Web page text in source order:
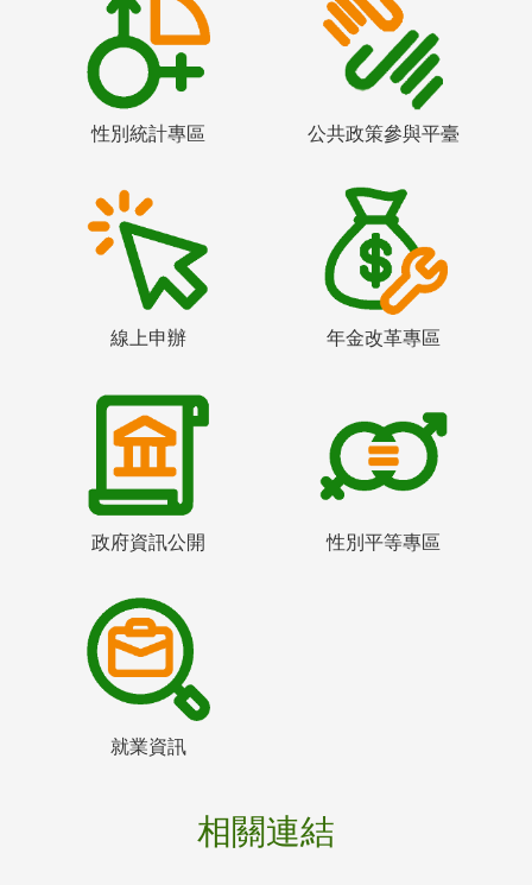
性別統計專區 公共政策參與平臺
線上申辦 年金改革專區
政府資訊公開 性別平等專區
就業資訊
相關連結